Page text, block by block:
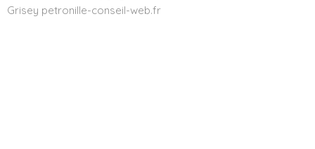
Grisey petronille-conseil-web.fr